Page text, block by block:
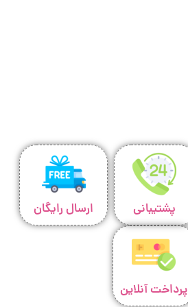
پشتیبانی ارسال رایگان
پرداخت آنلاین